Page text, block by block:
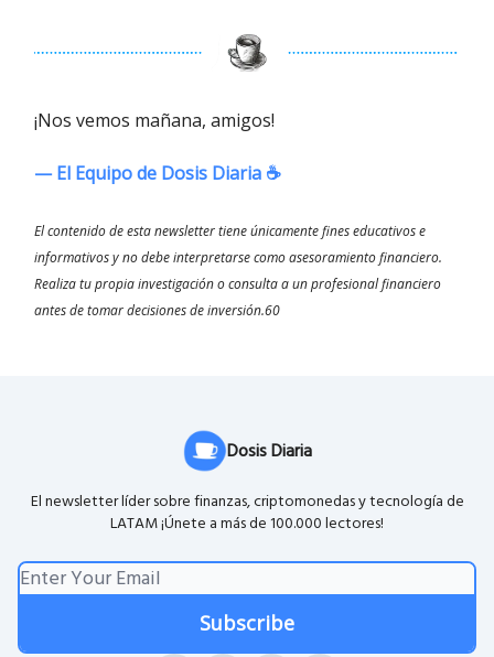
¡Nos vemos mañana, amigos!
— El Equipo de Dosis Diaria ☕️
El contenido de esta newsletter tiene únicamente fines educativos e
informativos y no debe interpretarse como asesoramiento financiero.
Realiza tu propia investigación o consulta a un profesional financiero
antes de tomar decisiones de inversión.60
Dosis Diaria
El newsletter líder sobre finanzas, criptomonedas y tecnología de
LATAM ¡Únete a más de 100.000 lectores!